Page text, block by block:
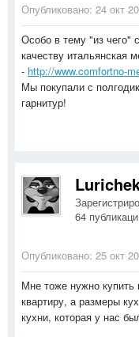
Опубликовано: 24 окт
Особо в тему "из чего"
качеству итальянская
- http://www.comfortno-
Мы покупали с
гарнитур!
64
Опубликовано: 25 окт
Мне тоже нужно
квартиру, а размеры
кухни, которая у нас